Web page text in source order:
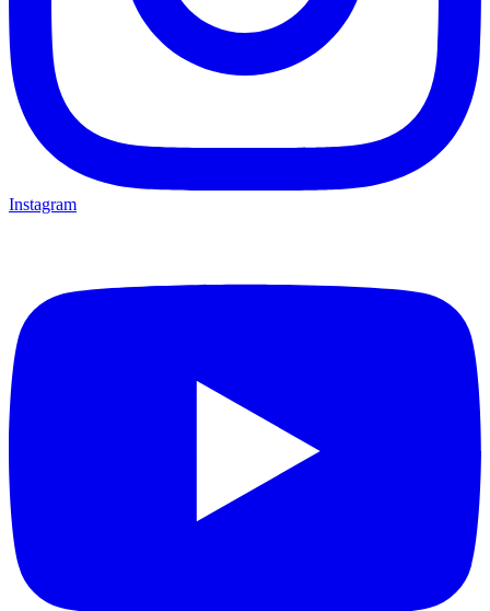
Instagram